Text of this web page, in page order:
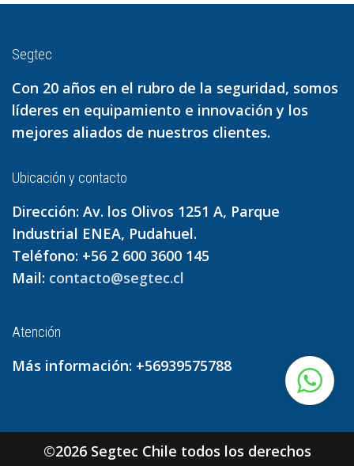
Segtec
Con 20 años en el rubro de la seguridad, somos
líderes en equipamiento e innovación y los
mejores aliados de nuestros clientes.
Ubicación y contacto
Dirección: Av. los Olivos 1251 A, Parque
Industrial ENEA, Pudahuel.
Teléfono: +56 2 600 3600 145
Mail: contacto@segtec.cl
Atención
Más información: +56939575788
©2026 Segtec Chile todos los derechos